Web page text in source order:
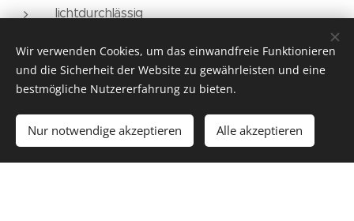
lichtdurchlässig
lichtstreuend
dekorativ
Wir verwenden Cookies, um das einwandfreie Funktionieren
und die Sicherheit der Website zu gewährleisten und eine
bestmögliche Nutzererfahrung zu bieten.
Nur notwendige akzeptieren Alle akzeptieren